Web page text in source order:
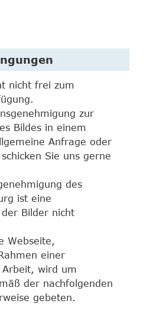
nicht frei zum
zur
Bildes in einem
Anfrage oder
Sie uns gerne
des
ist eine
Bilder nicht
Webseite,
einer
Arbeit, wird um
der nachfolgenden
gebeten.